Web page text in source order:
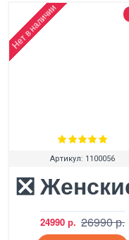
Нет в наличии
Артикул: 1100056
❎
24990 р. 26990 р.